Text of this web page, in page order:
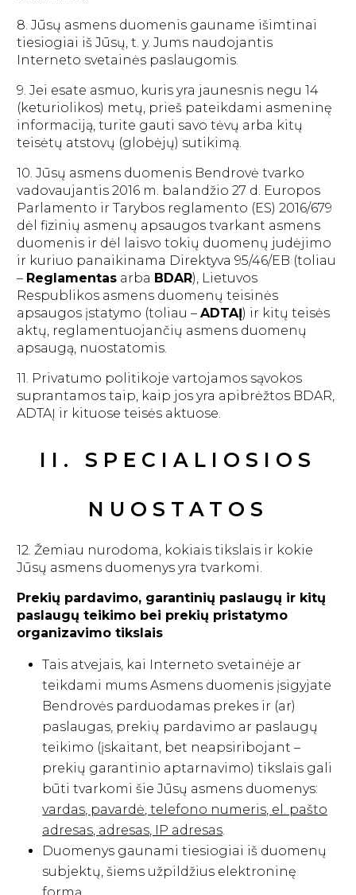
8. Jūsų asmens duomenis gauname išimtinai
tiesiogiai iš Jūsų, t. y. Jums naudojantis
Interneto svetainės paslaugomis.
9. Jei esate asmuo, kuris yra jaunesnis negu 14
(keturiolikos) metų, prieš pateikdami asmeninę
informaciją, turite gauti savo tėvų arba kitų
teisėtų atstovų (globėjų) sutikimą.
10. Jūsų asmens duomenis Bendrovė tvarko
vadovaujantis 2016 m. balandžio 27 d. Europos
Parlamento ir Tarybos reglamento (ES) 2016/679
dėl fizinių asmenų apsaugos tvarkant asmens
duomenis ir dėl laisvo tokių duomenų judėjimo
ir kuriuo panaikinama Direktyva 95/46/EB (toliau
– Reglamentas arba BDAR), Lietuvos
Respublikos asmens duomenų teisinės
apsaugos įstatymo (toliau –ADTAĮ) ir kitų teisės
aktų, reglamentuojančių asmens duomenų
apsaugą, nuostatomis.
11. Privatumo politikoje vartojamos sąvokos
suprantamos taip, kaip jos yra apibrėžtos BDAR,
ADTAĮ ir kituose teisės aktuose.
II. SPECIALIOSIOS
NUOSTATOS
12. Žemiau nurodoma, kokiais tikslais ir kokie
Jūsų asmens duomenys yra tvarkomi.
Prekių pardavimo, garantinių paslaugų ir kitų
paslaugų teikimo bei prekių pristatymo
organizavimo tikslais
Tais atvejais, kai Interneto svetainėje ar
teikdami mums Asmens duomenis įsigyjate
Bendrovės parduodamas prekes ir (ar)
paslaugas, prekių pardavimo ar paslaugų
teikimo (įskaitant, bet neapsiribojant –
prekių garantinio aptarnavimo) tikslais gali
būti tvarkomi šie Jūsų asmens duomenys:
vardas, pavardė, telefono numeris, el. pašto
adresas, adresas, IP adresas.
Duomenys gaunami tiesiogiai iš duomenų
subjektų, šiems užpildžius elektroninę